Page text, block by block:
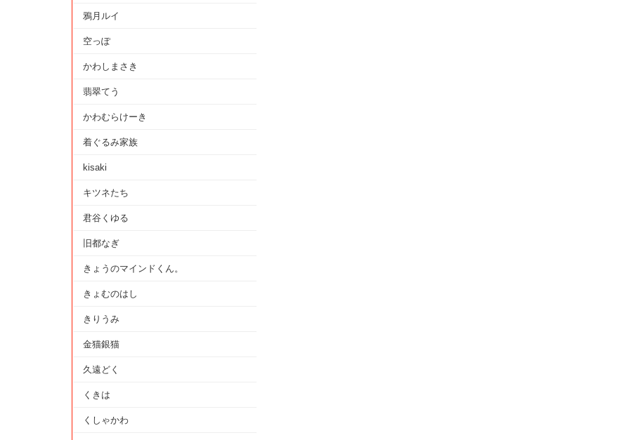
鴉月ルイ
空っぽ
かわしまさき
翡翠てう
かわむらけーき
着ぐるみ家族
kisaki
キツネたち
君谷くゆる
旧都なぎ
きょうのマインドくん。
きょむのはし
きりうみ
金猫銀猫
久遠どく
くきは
くしゃかわ